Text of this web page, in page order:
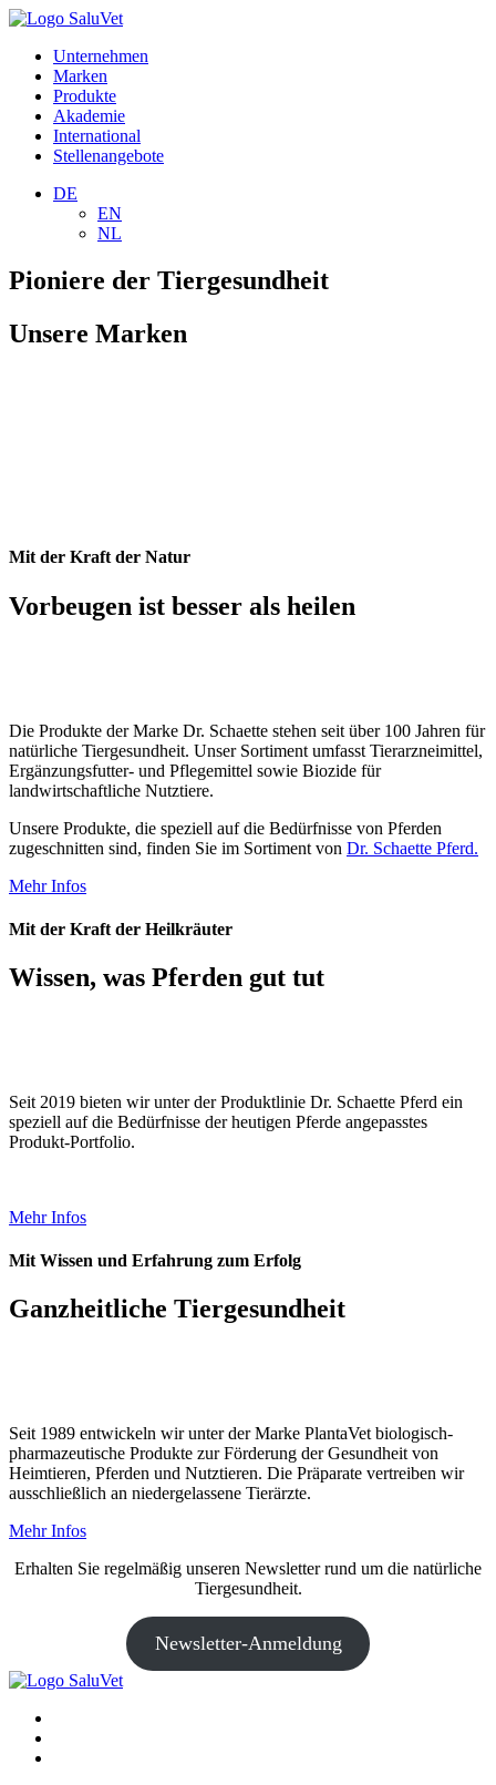
Unternehmen
Marken
Produkte
Akademie
International
Stellenangebote
DE
EN
NL
Pioniere der Tiergesundheit
Unsere Marken
Mit der Kraft der Natur
Vorbeugen ist besser als heilen
Die Produkte der Marke Dr. Schaette stehen seit über 100 Jahren für
natürliche Tiergesundheit. Unser Sortiment umfasst Tierarzneimittel,
Ergänzungsfutter- und Pflegemittel sowie Biozide für
landwirtschaftliche Nutztiere.
Unsere Produkte, die speziell auf die Bedürfnisse von Pferden
zugeschnitten sind, finden Sie im Sortiment von Dr. Schaette Pferd.
Mehr Infos
Mit der Kraft der Heilkräuter
Wissen, was Pferden gut tut
Seit 2019 bieten wir unter der Produktlinie Dr. Schaette Pferd ein
speziell auf die Bedürfnisse der heutigen Pferde angepasstes
Produkt-Portfolio.
Mehr Infos
Mit Wissen und Erfahrung zum Erfolg
Ganzheitliche Tiergesundheit
Seit 1989 entwickeln wir unter der Marke PlantaVet biologisch-
pharmazeutische Produkte zur Förderung der Gesundheit von
Heimtieren, Pferden und Nutztieren. Die Präparate vertreiben wir
ausschließlich an niedergelassene Tierärzte.
Mehr Infos
Erhalten Sie regelmäßig unseren Newsletter rund um die natürliche
Tiergesundheit.
Newsletter-Anmeldung